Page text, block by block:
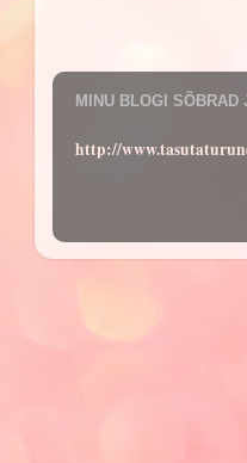
MINU BLOGI SÕBRAD
http://